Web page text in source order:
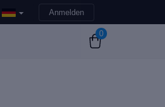
Anmelden
0